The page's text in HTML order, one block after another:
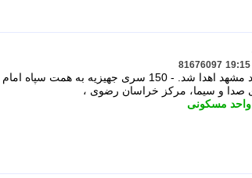
81676097
150 سری جهیزیه به همت سپاه امام رضا(ع) به نوعروسان نیازمند مشهد اهدا شد. - 150 سری جهیزیه به همت سپاه امام
صدا و سیما، مرکز خراسان رضوی ،
واحد مسکونی